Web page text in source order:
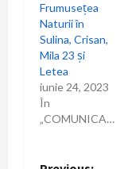
Frumusețea
Naturii în
Sulina, Crisan,
Mila 23 și
Letea
iunie 24, 2023
În
„COMUNICARE”